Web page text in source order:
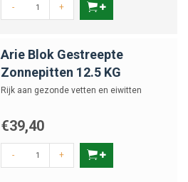
- +
Arie Blok Gestreepte
Zonnepitten 12.5 KG
Rijk aan gezonde vetten en eiwitten
€39,40
- +